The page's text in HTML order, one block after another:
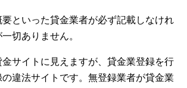
といった貸金業者が必ず記載しなけれ
切ありません。
サイトに見えますが、貸金業登録を行
違法サイトです。無登録業者が貸金業